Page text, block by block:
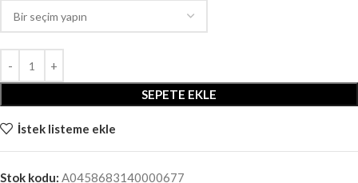
SEPETE EKLE
İstek listeme ekle
Stok kodu: A0458683140000677